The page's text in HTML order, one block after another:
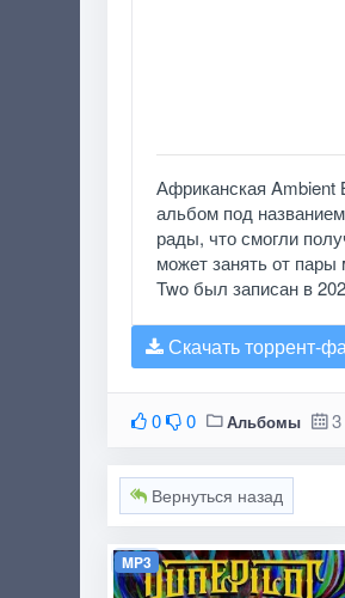
Африканская Ambient
альбом под
рады, что смогли
может занять от пары
Two был записан в
Скачать торрент-
0 0 Альбомы
Вернуться назад
MP3